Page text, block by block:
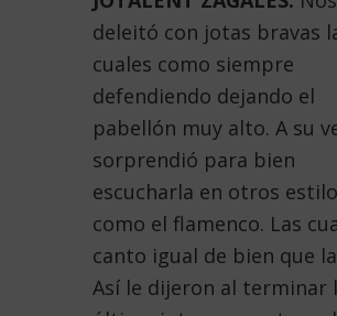
deleitó con jotas bravas
cuales como siempre
defendiendo dejando el
pabellón muy alto. A su
sorprendió para bien
escucharla en otros
como el flamenco. Las
canto igual de bien que
Así le dijeron al terminar